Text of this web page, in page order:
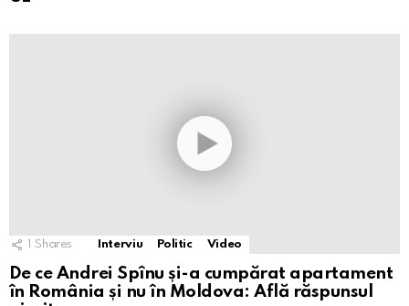
1 Shares Interviu Politic Video
De ce Andrei Spînu și-a cumpărat apartament
în România și nu în Moldova: Află răspunsul